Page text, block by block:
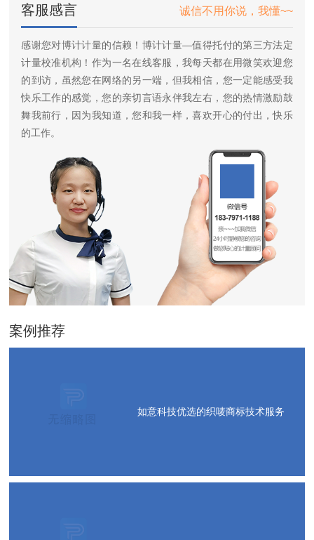
客服感言 诚信不用你说，我懂~~
感谢您对博计计量的信赖！博计计量—值得托付的第三方法定
计量校准机构！作为一名在线客服，我每天都在用微笑欢迎您
的到访，虽然您在网络的另一端，但我相信，您一定能感受我
快乐工作的感觉，您的亲切言语永伴我左右，您的热情激励鼓
舞我前行，因为我知道，您和我一样，喜欢开心的付出，快乐
的工作。
案例推荐
如意科技优选的织唛商标技术服务